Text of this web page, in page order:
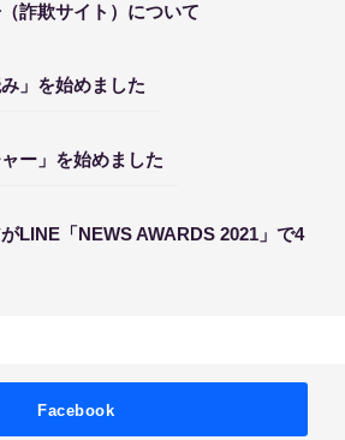
詐欺サイト）について
」を始めました
ー」を始めました
LINE「NEWS AWARDS 2021」で4
Facebook